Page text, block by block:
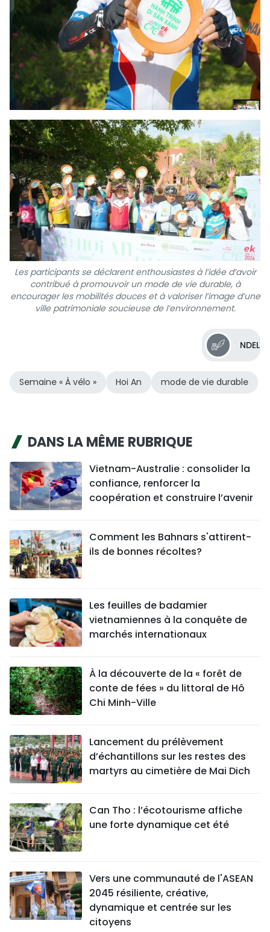
Les participants se déclarent enthousiastes à l’idée d’avoir
contribué à promouvoir un mode de vie durable, à
encourager les mobilités douces et à valoriser l’image d’une
ville patrimoniale soucieuse de l’environnement.
NDEL
Semaine « À vélo » Hoi An mode de vie durable
DANS LA MÊME RUBRIQUE
Vietnam-Australie : consolider la
confiance, renforcer la
coopération et construire l’avenir
Comment les Bahnars s'attirent-
ils de bonnes récoltes?
Les feuilles de badamier
vietnamiennes à la conquête de
marchés internationaux
À la découverte de la « forêt de
conte de fées » du littoral de Hô
Chi Minh-Ville
Lancement du prélèvement
d’échantillons sur les restes des
martyrs au cimetière de Mai Dich
Can Tho : l’écotourisme affiche
une forte dynamique cet été
Vers une communauté de l'ASEAN
2045 résiliente, créative,
dynamique et centrée sur les
citoyens